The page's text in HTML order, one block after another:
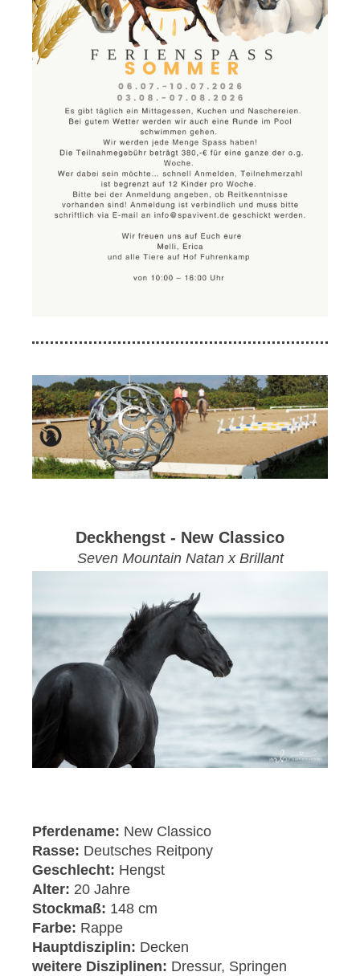
Deckhengst - New Classico
Seven Mountain Natan x Brillant
Pferdename: New Classico
Rasse: Deutsches Reitpony
Geschlecht: Hengst
Alter: 20 Jahre
Stockmaß: 148 cm
Farbe: Rappe
Hauptdisziplin: Decken
weitere Disziplinen: Dressur, Springen